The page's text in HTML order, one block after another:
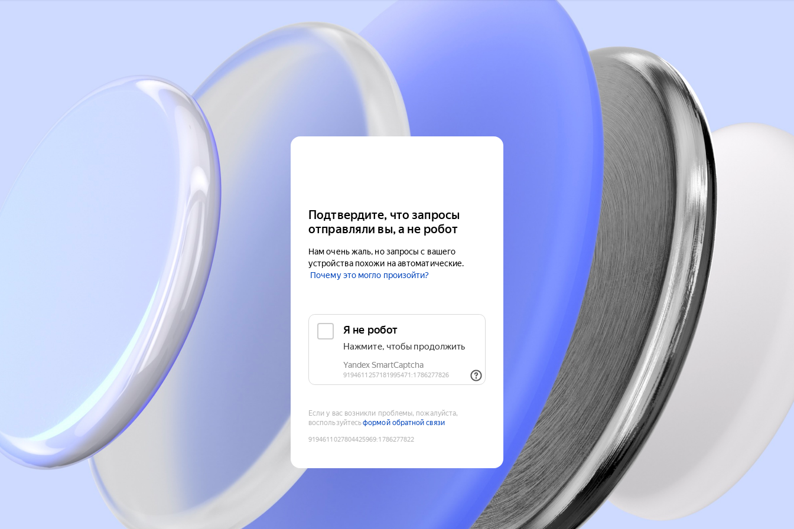
Подтвердите, что запросы
отправляли вы, а не робот
Нам очень жаль, но запросы с вашего
устройства похожи на автоматические.
Почему это могло произойти?
Если у вас возникли проблемы, пожалуйста,
воспользуйтесьформой обратной связи
9194611027804425969:1786277822